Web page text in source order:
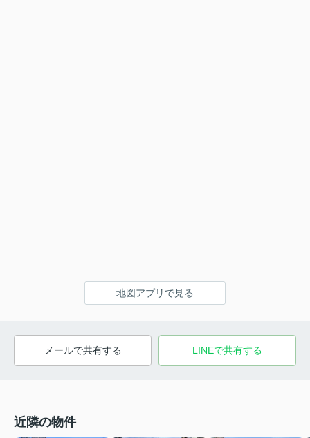
地図アプリで見る
メールで共有する LINEで共有する
近隣の物件